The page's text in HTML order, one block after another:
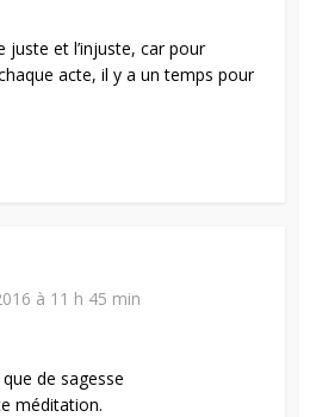
juste et l’injuste, car pour
acte, il y a un temps pour
à 11 h 45 min
de sagesse
méditation.